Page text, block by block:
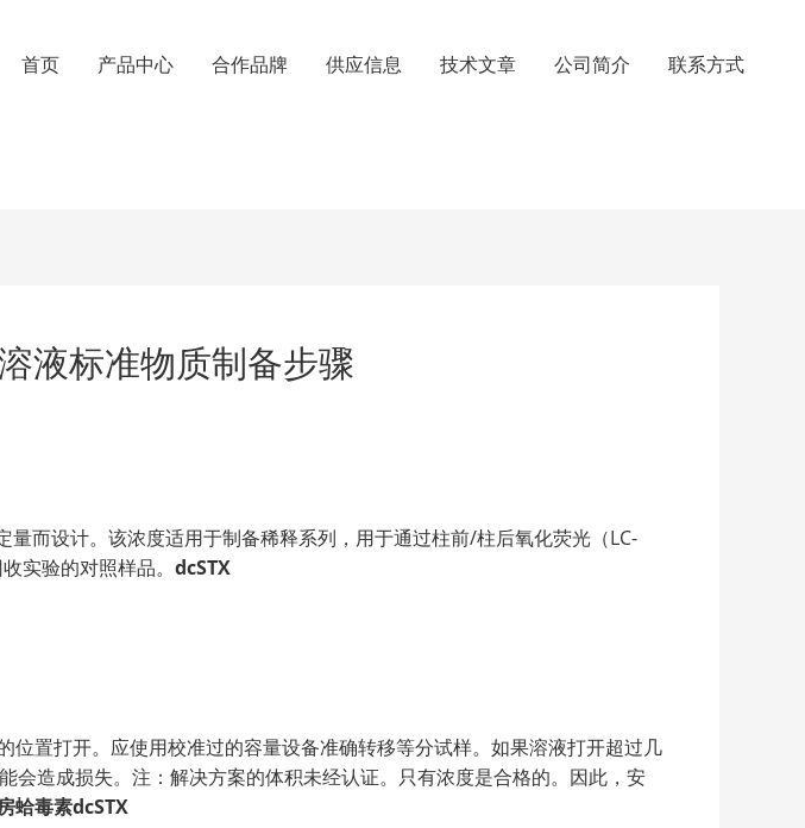
首页 产品中心 合作品牌 供应信息 技术文章 公司简介 联系方式
液标准物质制备步骤
而设计。该浓度适用于制备稀释系列，用于通过柱前/柱后氧化荧光（LC-
实验的对照样品。 dcSTX
置打开。应使用校准过的容量设备准确转移等分试样。如果溶液打开超过几
造成损失。注：解决方案的体积未经认证。只有浓度是合格的。因此，安
蛤毒素dcSTX